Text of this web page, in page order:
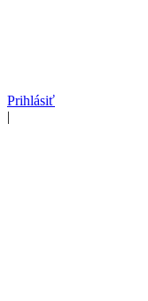
Prihlásiť
|